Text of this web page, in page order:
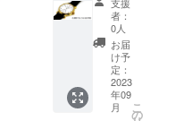
カラー
展開：
文字盤/
白.黒
時計本
体/ステ
ンレス
色.イエ
ｍ ：
キャリ
ング
ケース/
横37ｃ
ｍ×縦28
ｃｍ×厚
み10ｃ
５．す
べてを
収める
キャ
リー
バッグ
・数
量：1
機械式
手巻
ムーブ
メン
ト
３．時
計ケー
【定価
65000
円から
5000円
引き】
・商品
ジャン
ル（手
支援
者：
0人
お届
け予
定：
2023
年09
月
こ
の